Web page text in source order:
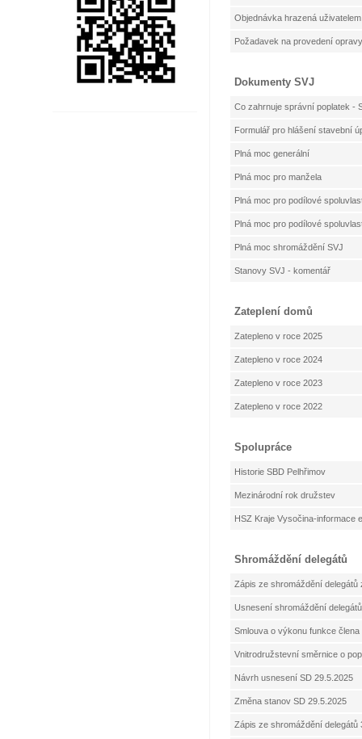
Objednávka hrazená
Požadavek na provedení
Dokumenty SVJ
Co zahrnuje správní poplatek -
Formulář pro hlášení stavební
Plná moc generální
Plná moc pro manžela
Plná moc pro podílové
Plná moc pro podílové
Plná moc shromáždění SVJ
Stanovy SVJ - komentář
Zateplení domů
Zatepleno v roce 2025
Zatepleno v roce 2024
Zatepleno v roce 2023
Zatepleno v roce 2022
Spolupráce
Historie SBD Pelhřimov
Mezinárodní rok družstev
HSZ Kraje Vysočina-informace
Shromáždění delegátů
Zápis ze shromáždění delegátů
Usnesení shromáždění
Smlouva o výkonu funkce
Vnitrodružstevní směrnice o
Návrh usnesení SD 29.5.2025
Změna stanov SD 29.5.2025
Zápis ze shromáždění delegátů